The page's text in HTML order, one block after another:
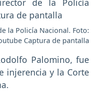
la Policía Nacional. Foto:
Captura de pantalla
Palomino, fue
injerencia y la Corte